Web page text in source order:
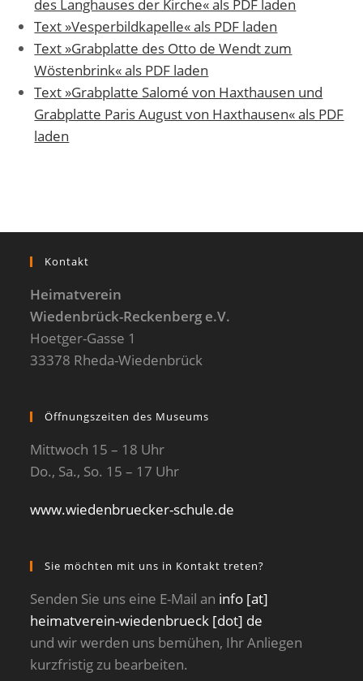
des Langhauses der Kirche« als PDF laden
Text »Vesperbildkapelle« als PDF laden
Text »Grabplatte des Otto de Wendt zum
Wöstenbrink« als PDF laden
Text »Grabplatte Salomé von Haxthausen und
Grabplatte Paris August von Haxthausen« als PDF
laden
Kontakt
Heimatverein
Wiedenbrück-Reckenberg e.V.
Hoetger-Gasse 1
33378 Rheda-Wiedenbrück
Öffnungszeiten des Museums
Mittwoch 15 – 18 Uhr
Do., Sa., So. 15 – 17 Uhr
www.wiedenbruecker-schule.de
Sie möchten mit uns in Kontakt treten?
Senden Sie uns eine E-Mail an info [at]
heimatverein-wiedenbrueck [dot] de
und wir werden uns bemühen, Ihr Anliegen
kurzfristig zu bearbeiten.